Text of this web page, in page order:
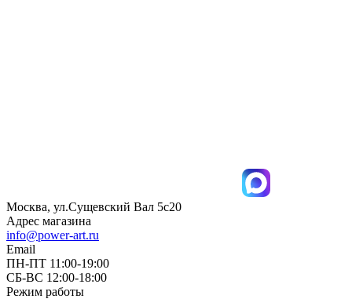
Москва, ул.Сущевский Вал 5с20
Адрес магазина
info@power-art.ru
Email
ПН-ПТ 11:00-19:00
СБ-ВС 12:00-18:00
Режим работы